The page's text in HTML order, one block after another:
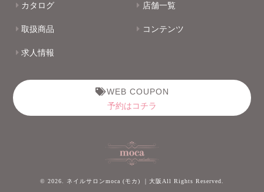
カタログ 店舗一覧
取扱商品 コンテンツ
求人情報
WEB COUPON
予約はコチラ
© 2026. ネイルサロンmoca (モカ) ｜大阪All Rights Reserved.